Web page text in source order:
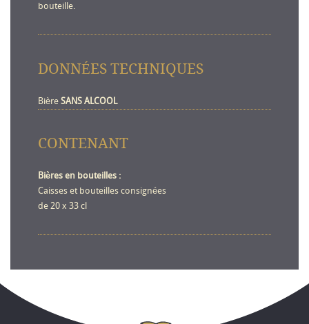
bouteille.
DONNÉES TECHNIQUES
Bière SANS ALCOOL
CONTENANT
Bières en bouteilles :
Caisses et bouteilles consignées
de 20 x 33 cl